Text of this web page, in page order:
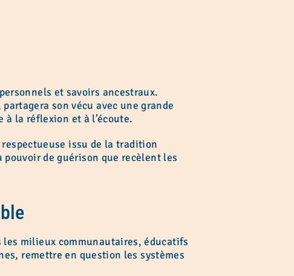
et savoirs ancestraux.
son vécu avec une grande
la réflexion et à l’écoute.
issu de la tradition
de guérison que recèlent les
les milieux communautaires, éducatifs
remettre en question les systèmes